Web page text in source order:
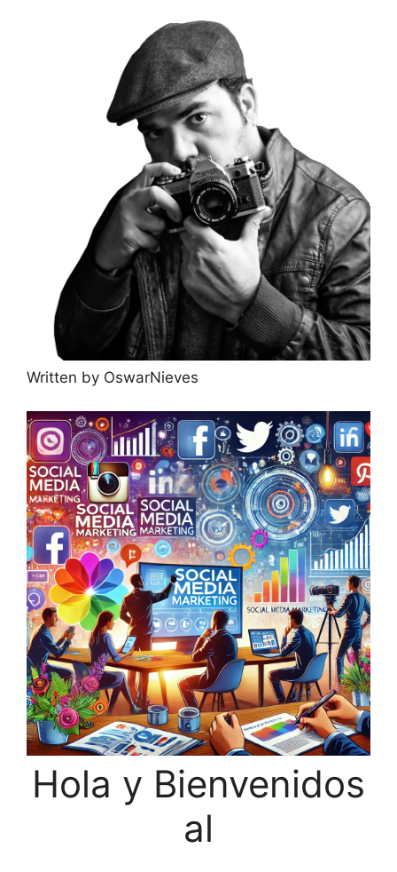
Written by OswarNieves
Hola y Bienvenidos
al